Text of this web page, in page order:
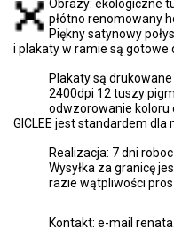
Obrazy: ekologiczne
płótno renomowany
Piękny satynowy
i plakaty w ramie są gotowe
Plakaty są
2400dpi 12 tuszy
odwzorowanie koloru
GICLEE jest standardem dla
Realizacja: 7 dni
Wysyłka za granicę
razie wątpliwości
Kontakt: e-mail